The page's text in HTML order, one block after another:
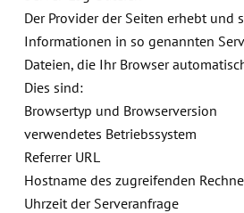
Der Provider der Seiten erhebt und
Informationen in so genannten
Dateien, die Ihr Browser
Dies sind:
Browsertyp und Browserversion
verwendetes Betriebssystem
Referrer URL
Hostname des zugreifenden
Uhrzeit der Serveranfrage